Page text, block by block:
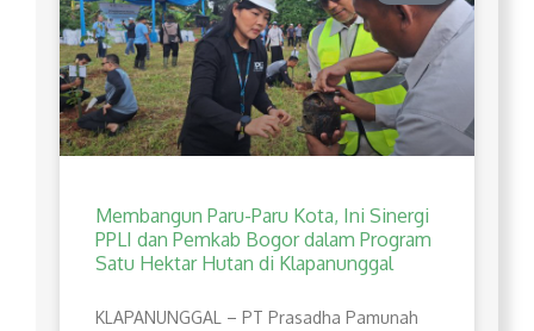
Membangun Paru-Paru Kota, Ini Sinergi
PPLI dan Pemkab Bogor dalam Program
Satu Hektar Hutan di Klapanunggal
​KLAPANUNGGAL – PT Prasadha Pamunah